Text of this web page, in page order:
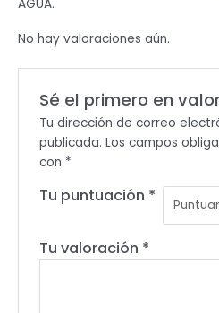
AGUA.
No hay valoraciones aún.
Sé el primero en
Tu dirección de correo
publicada. Los campos
con *
Tu puntuación *
Tu valoración *